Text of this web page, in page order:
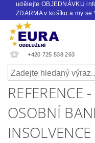
udělejte OBJEDNÁVKU
ZDARMA v košíku a my
+420 725 538 263
REFERENCE
OSOBNÍ